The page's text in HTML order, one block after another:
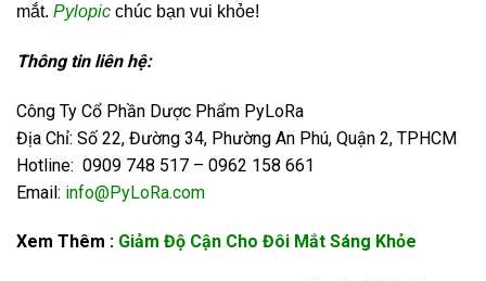
mắt. Pylopic chúc bạn vui khỏe!
Thông tin liên hệ:
Công Ty Cổ Phần Dược Phẩm PyLoRa
Địa Chỉ: Số 22, Đường 34, Phường An Phú, Quận 2, TPHCM
Hotline: 0909 748 517 – 0962 158 661
Email: info@PyLoRa.com
Xem Thêm : Giảm Độ Cận Cho Đôi Mắt Sáng Khỏe